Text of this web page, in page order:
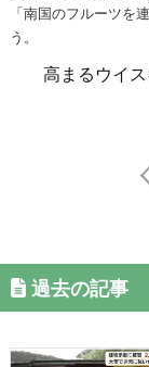
「南国のフルーツを
う。
高まるウイ
過去の記事